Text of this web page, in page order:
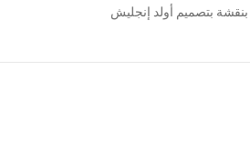
بنقشة بتصميم أولد إنجليش